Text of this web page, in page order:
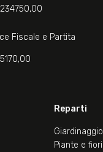
Fiscale e Partita
Reparti
Giardinaggio
Piante e fiori